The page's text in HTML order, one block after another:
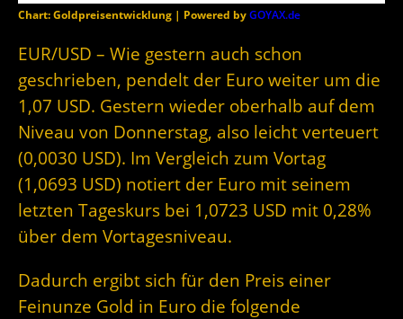
Chart: Goldpreisentwicklung | Powered byGOYAX.de
EUR/USD – Wie gestern auch schon
geschrieben, pendelt der Euro weiter um die
1,07 USD. Gestern wieder oberhalb auf dem
Niveau von Donnerstag, also leicht verteuert
(0,0030 USD). Im Vergleich zum Vortag
(1,0693 USD) notiert der Euro mit seinem
letzten Tageskurs bei 1,0723 USD mit 0,28%
über dem Vortagesniveau.
Dadurch ergibt sich für den Preis einer
Feinunze Gold in Euro die folgende